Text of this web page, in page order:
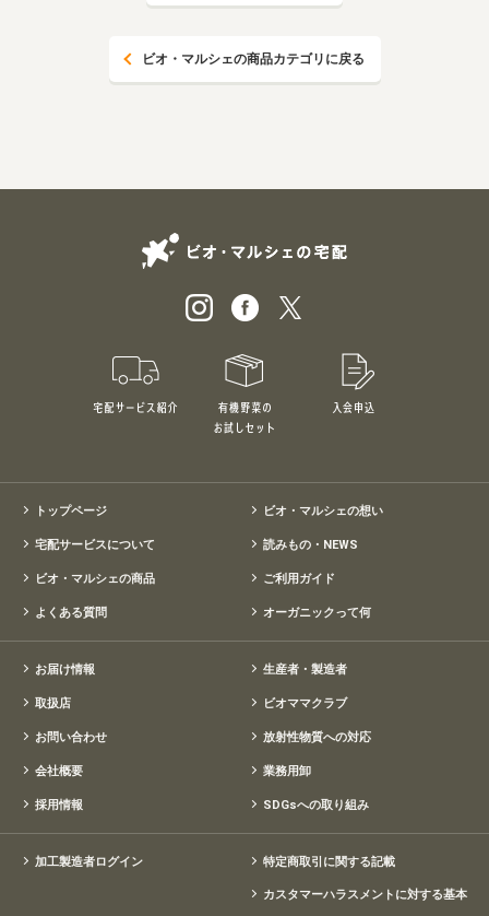
ビオ・マルシェの商品カテゴリに戻る
宅配サービス紹介 有機野菜のお試しセット
トップページ ビオ・マルシェの想い
宅配サービスについて 読みもの・NEWS
ビオ・マルシェの商品 ご利用ガイド
よくある質問 オーガニックって何
お届け情報 生産者・製造者
取扱店 ビオママクラブ
お問い合わせ 放射性物質への対応
会社概要 業務用卸
採用情報 SDGsへの取り組み
加工製造者ログイン 特定商取引に関する記載
カスタマーハラスメントに対する基本